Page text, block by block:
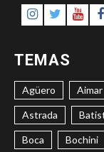
TEMAS
Agüero Aimar
Astrada
Boca Bochini